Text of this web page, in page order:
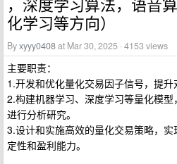
化学习等方向）
Byxyyy0408at Mar 30, 2025 · 4153 views
主要职责：
1.开发和优化量化交易因子信号，提升
2.构建机器学习、深度学习等量化模
进行分析研究。
3.设计和实施高效的量化交易策略，
定性和盈利能力。